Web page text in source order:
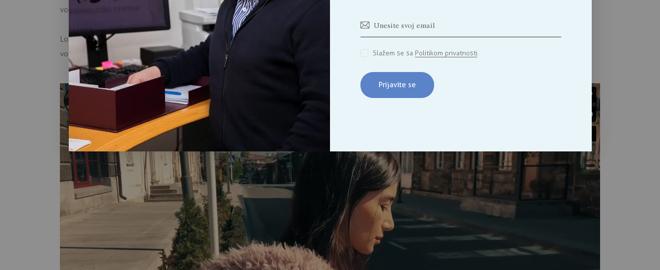
volutpat. Ut bibendum, nisi et mattis vulputate, odio arcu aliquet metus, nec dapibus risus risus quis lectus.
Lorem ipsum dolor sit amet, consetetur sadipscing elitr, sed diam nonumy eirmod tempor invidunt ut labore et dolore magna aliquyam erat, sed diam
voluptua. At vero eos et accusam et justo duo dolores et ea rebum. Stet clita kasd gubergren, no sea takimata sanctus est Lorem ipsum dolor sit amet.
Prijavite se
Slažem se sa Politikom privatnosti.